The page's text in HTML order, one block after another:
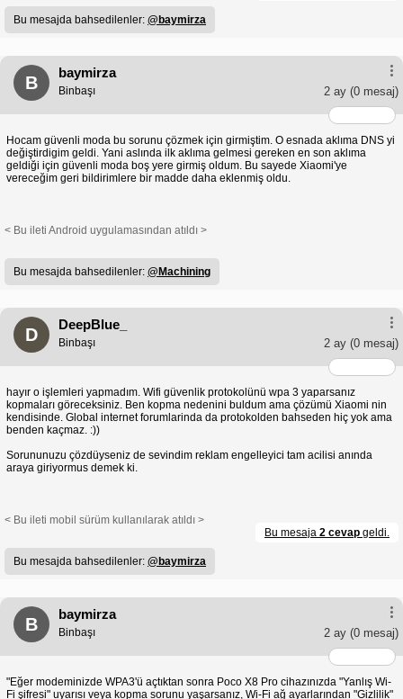
Bu mesajda bahsedilenler: @baymirza
B
baymirza
2 ay (0 mesaj)
Binbaşı
Hocam güvenli moda bu sorunu çözmek için girmiştim. O esnada aklıma DNS yi
değiştirdigim geldi. Yani aslında ilk aklıma gelmesi gereken en son aklıma
geldiği için güvenli moda boş yere girmiş oldum. Bu sayede Xiaomi'ye
vereceğim geri bildirimlere bir madde daha eklenmiş oldu.
< Bu ileti Android uygulamasından atıldı >
Bu mesajda bahsedilenler: @Machining
D
DeepBlue_
2 ay (0 mesaj)
Binbaşı
hayır o işlemleri yapmadım. Wifi güvenlik protokolünü wpa 3 yaparsanız
kopmaları göreceksiniz. Ben kopma nedenini buldum ama çözümü Xiaomi nin
kendisinde. Global internet forumlarinda da protokolden bahseden hiç yok ama
benden kaçmaz. :))
Sorununuzu çözdüyseniz de sevindim reklam engelleyici tam acilisi anında
araya giriyormus demek ki.
< Bu ileti mobil sürüm kullanılarak atıldı >
Bu mesaja 2 cevap geldi.
Bu mesajda bahsedilenler: @baymirza
B
baymirza
2 ay (0 mesaj)
Binbaşı
"Eğer modeminizde WPA3'ü açtıktan sonra Poco X8 Pro cihazınızda "Yanlış Wi-
Fi şifresi" uyarısı veya kopma sorunu yaşarsanız, Wi-Fi ağ ayarlarından "Gizlilik"